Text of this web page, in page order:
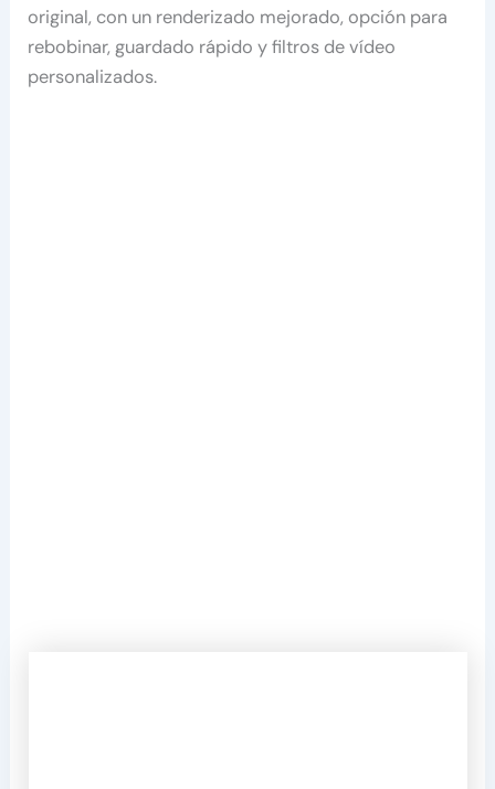
original, con un renderizado mejorado, opción para
rebobinar, guardado rápido y filtros de vídeo
personalizados.